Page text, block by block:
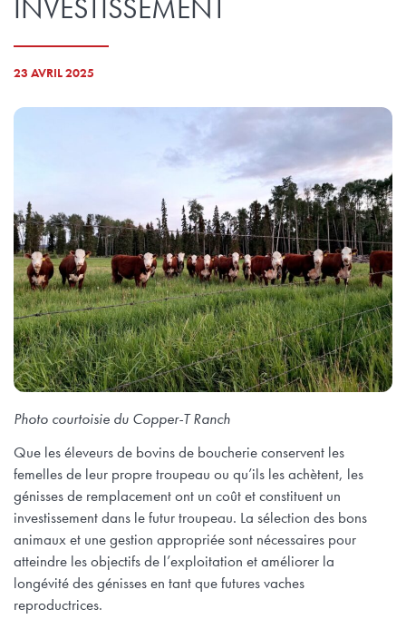
INVESTISSEMENT
23 AVRIL 2025
Photo courtoisie du Copper-T Ranch
Que les éleveurs de bovins de boucherie conservent les
femelles de leur propre troupeau ou qu’ils les achètent, les
génisses de remplacement ont un coût et constituent un
investissement dans le futur troupeau. La sélection des bons
animaux et une gestion appropriée sont nécessaires pour
atteindre les objectifs de l’exploitation et améliorer la
longévité des génisses en tant que futures vaches
reproductrices.